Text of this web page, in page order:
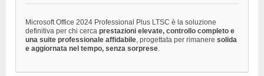
Microsoft Office 2024 Professional Plus LTSC è la soluzione
definitiva per chi cerca prestazioni elevate, controllo completo e
una suite professionale affidabile , progettata per rimanere solida
e aggiornata nel tempo, senza sorprese